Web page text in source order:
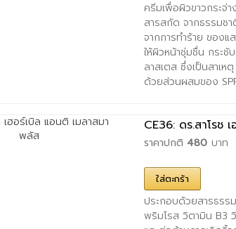
ครีมเพื่อผิวขาวกระ
สารสกัด จากธรรมชา
จากการทำร้าย ของ
ให้ผิวหน้าชุ่มชื่น กระชั
ลาสเตส ซึ่งเป็นสาเ
ด้วยส่วนผสมของ
CE36: ดร.สาโรช
ราคาปกติ 480 บาท
ใส่ตะกร้า
ประกอบด้วยสารธรร
พริมโรส วิตามิน B3